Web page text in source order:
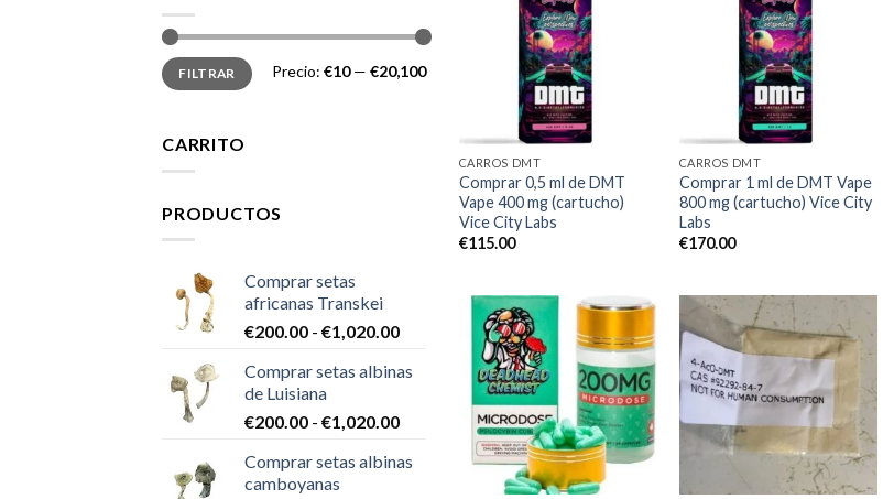
Precio
mínimo
Precio
máximo
FILTRAR Precio: €10— €20,100
CARRITO
PRODUCTOS
Comprar setas
africanas Transkei
€200.00 - €1,020.00Rango
precios:
€200.00
€1,020.00
Comprar setas albinas
de Luisiana
€200.00 - €1,020.00Rango
precios:
Comprar setas albinas
camboyanas
CARROS DMT
Comprar 0,5 ml de DMT
Vape 400 mg (cartucho)
Vice City Labs
€115.00
CARROS DMT
Comprar 1 ml de DMT Vape
800 mg (cartucho) Vice City
Labs
€170.00
Add to
wishlist
Add to
wishlist